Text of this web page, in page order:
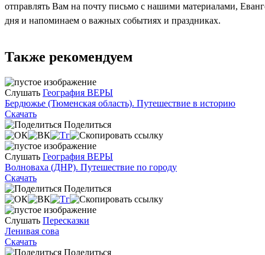
отправлять Вам на почту письмо с нашими материалами,
дня и напоминаем о важных событиях и праздниках.
Также рекомендуем
Слушать География ВЕРЫ
Бердюжье (Тюменская область). Путешествие в историю
Скачать
Поделиться
Слушать География ВЕРЫ
Волноваха (ДНР). Путешествие по городу
Скачать
Поделиться
Слушать Пересказки
Ленивая сова
Скачать
Поделиться